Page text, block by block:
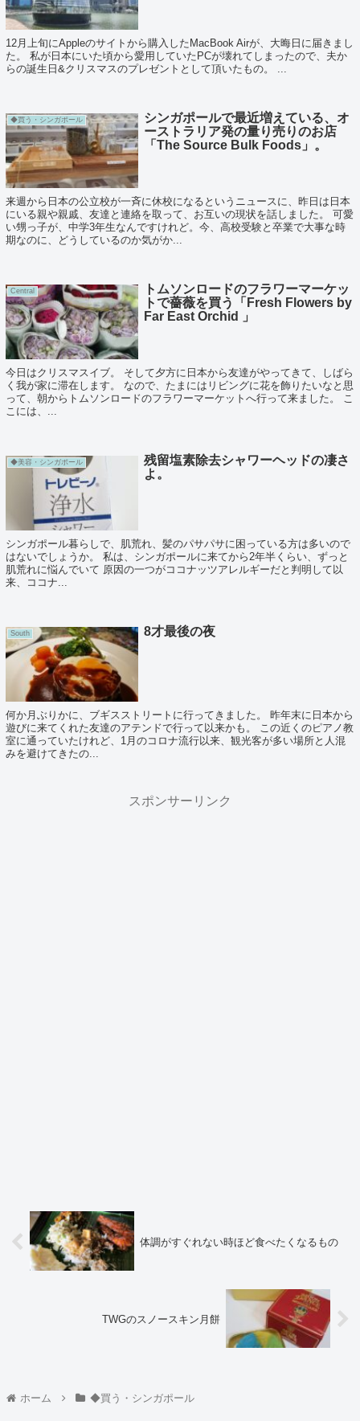
12月上旬にAppleのサイトから購入したMacBook Airが、大晦日に届きまし
た。 私が日本にいた頃から愛用していたPCが壊れてしまったので、夫か
らの誕生日&クリスマスのプレゼントとして頂いたもの。 ...
◆買う・シンガポール
シンガポールで最近増えている、オ
ーストラリア発の量り売りのお店
「The Source Bulk Foods」。
来週から日本の公立校が一斉に休校になるというニュースに、昨日は日本
にいる親や親戚、友達と連絡を取って、お互いの現状を話しました。 可愛
い甥っ子が、中学3年生なんですけれど。今、高校受験と卒業で大事な時
期なのに、どうしているのか気がか...
Central
トムソンロードのフラワーマーケッ
トで薔薇を買う「Fresh Flowers by
Far East Orchid 」
今日はクリスマスイブ。 そして夕方に日本から友達がやってきて、しばら
く我が家に滞在します。 なので、たまにはリビングに花を飾りたいなと思
って、朝からトムソンロードのフラワーマーケットへ行って来ました。 こ
こには、...
◆美容・シンガポール
残留塩素除去シャワーヘッドの凄さ
よ。
シンガポール暮らしで、肌荒れ、髪のパサパサに困っている方は多いので
はないでしょうか。 私は、シンガポールに来てから2年半くらい、ずっと
肌荒れに悩んでいて 原因の一つがココナッツアレルギーだと判明して以
来、ココナ...
South 8才最後の夜
何か月ぶりかに、ブギスストリートに行ってきました。 昨年末に日本から
遊びに来てくれた友達のアテンドで行って以来かも。 この近くのピアノ教
室に通っていたけれど、1月のコロナ流行以来、観光客が多い場所と人混
みを避けてきたの...
スポンサーリンク
体調がすぐれない時ほど食べたくなるもの
TWGのスノースキン月餅
ホーム ◆買う・シンガポール